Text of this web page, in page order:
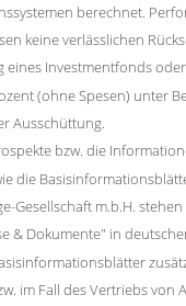
berechnet.
keine verlässlichen
eines Investmentfonds
(ohne Spesen) unter
Ausschüttung.
bzw. die
die
Gesellschaft m.b.H.
& Dokumente" in
im Fall des Vertriebs von